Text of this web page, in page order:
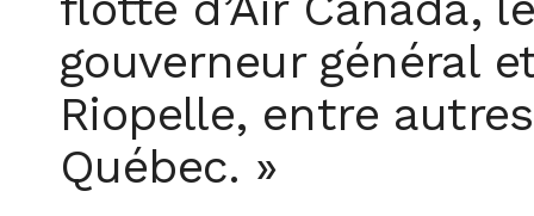
gouverneur général
Riopelle, entre
Québec. »